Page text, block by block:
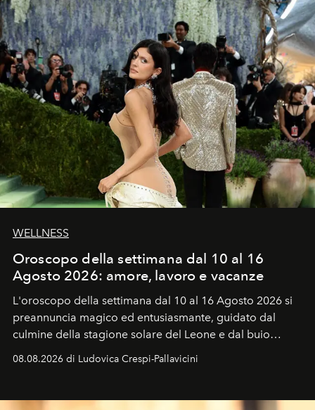
WELLNESS
Oroscopo della settimana dal 10 al 16
Agosto 2026: amore, lavoro e vacanze
L'oroscopo della settimana dal 10 al 16 Agosto 2026 si
preannuncia magico ed entusiasmante, guidato dal
culmine della stagione solare del Leone e dal buio
favorevole della Luna nuova in Leone del 12 agosto,
ideale per la notte delle Perseidi.
08.08.2026 di Ludovica Crespi-Pallavicini